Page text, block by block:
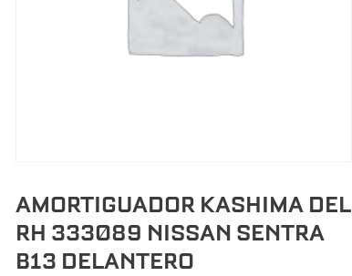
AMORTIGUADOR KASHIMA DEL
RH 333089 NISSAN SENTRA
B13 DELANTERO